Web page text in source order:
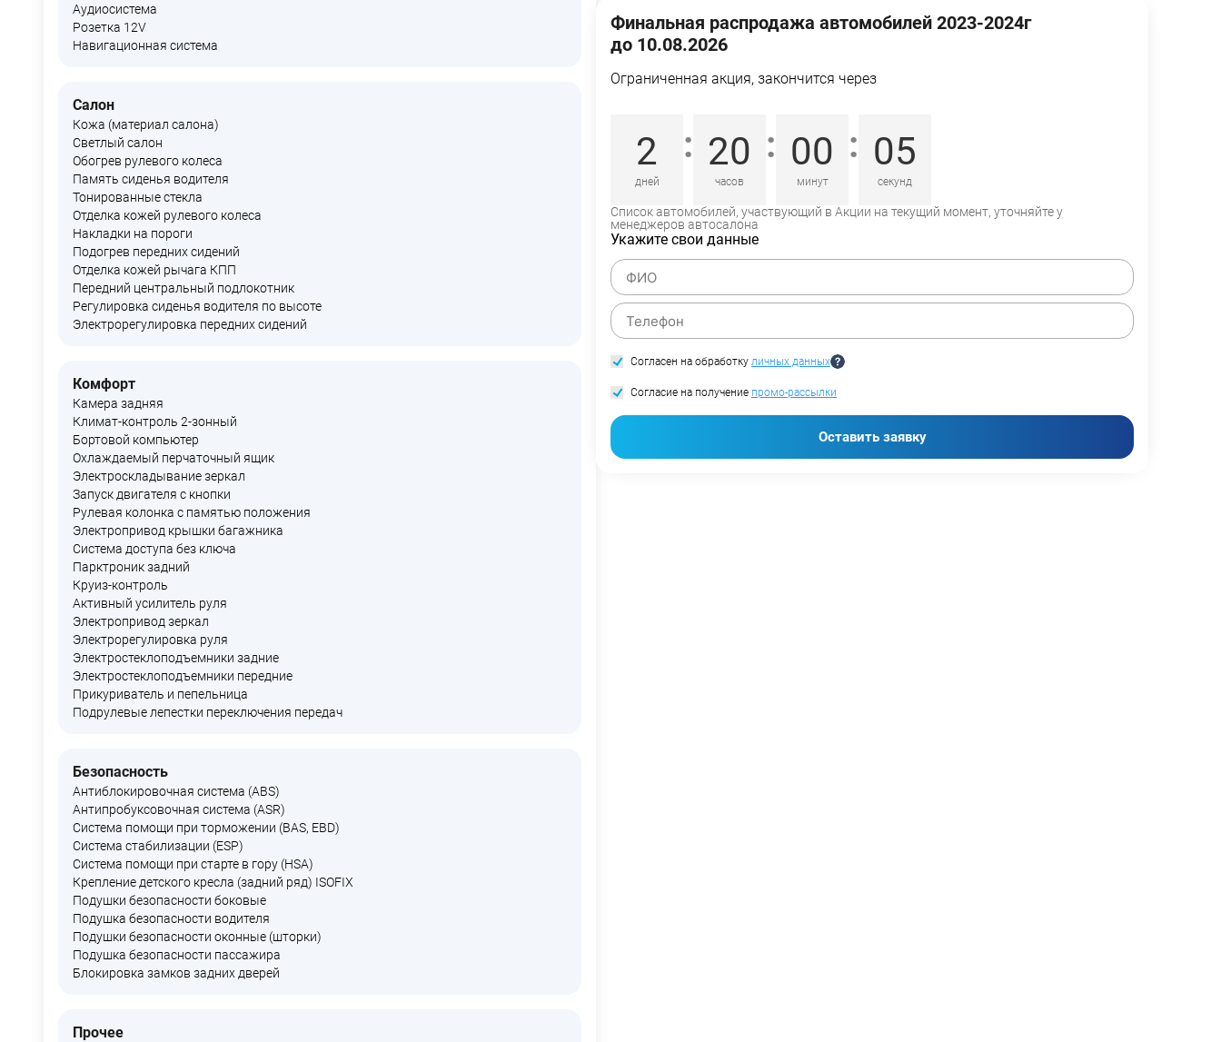
Аудиосистема
Розетка 12V
Навигационная система
Салон
Кожа (материал салона)
Светлый салон
Обогрев рулевого колеса
Память сиденья водителя
Тонированные стекла
Отделка кожей рулевого колеса
Накладки на пороги
Подогрев передних сидений
Отделка кожей рычага КПП
Передний центральный подлокотник
Регулировка сиденья водителя по высоте
Электрорегулировка передних сидений
Комфорт
Камера задняя
Климат-контроль 2-зонный
Бортовой компьютер
Охлаждаемый перчаточный ящик
Электроскладывание зеркал
Запуск двигателя с кнопки
Рулевая колонка с памятью положения
Электропривод крышки багажника
Система доступа без ключа
Парктроник задний
Круиз-контроль
Активный усилитель руля
Электропривод зеркал
Электрорегулировка руля
Электростеклоподъемники задние
Электростеклоподъемники передние
Прикуриватель и пепельница
Подрулевые лепестки переключения передач
Безопасность
Антиблокировочная система (ABS)
Антипробуксовочная система (ASR)
Система помощи при торможении (BAS, EBD)
Система стабилизации (ESP)
Система помощи при старте в гору (HSA)
Крепление детского кресла (задний ряд) ISOFIX
Подушки безопасности боковые
Подушка безопасности водителя
Подушки безопасности оконные (шторки)
Подушка безопасности пассажира
Блокировка замков задних дверей
Прочее
Финальная распродажа автомобилей 2023-2024г
до 10.08.2026
Ограниченная акция, закончится через
2
дней
: 20
часов
: 00
минут
: 04
секунд
Список автомобилей, участвующий в Акции на текущий момент, уточняйте у
менеджеров автосалона
Укажите свои данные
Согласен на обработку личных данных
Согласие на получение промо-рассылки
Оставить заявку